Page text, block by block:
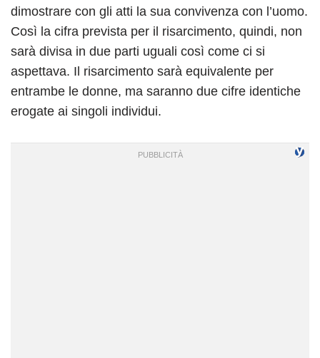
dimostrare con gli atti la sua convivenza con l’uomo.
Così la cifra prevista per il risarcimento, quindi, non
sarà divisa in due parti uguali così come ci si
aspettava. Il risarcimento sarà equivalente per
entrambe le donne, ma saranno due cifre identiche
erogate ai singoli individui.